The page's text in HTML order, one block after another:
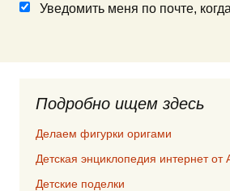
Уведомить меня по почте,
Подробно ищем здесь
Делаем фигурки оригами
Детская энциклопедия интернет от
Детские поделки